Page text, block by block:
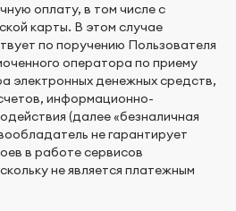
оплату, в том числе с
карты. В этом случае
по поручению Пользователя
оператора по приему
электронных денежных средств,
информационно-
(далее «безналичная
не гарантирует
в работе сервисов
не является платежным